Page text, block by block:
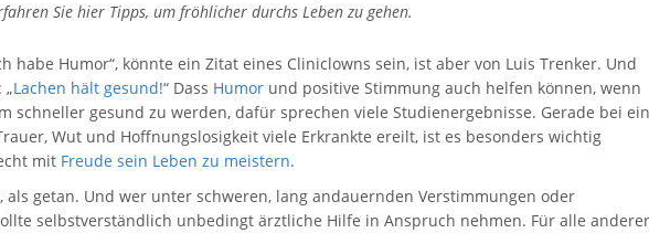
Sie hier Tipps, um fröhlicher durchs Leben zu gehen.
habe Humor“, könnte ein Zitat eines Cliniclowns sein, ist aber von Luis Trenker. Und
Lachen hält gesund!“ Dass Humor und positive Stimmung auch helfen können, wenn
schneller gesund zu werden, dafür sprechen viele Studienergebnisse. Gerade bei
Wut und Hoffnungslosigkeit viele Erkrankte ereilt, ist es besonders wichtig
mit Freude sein Leben zu meistern.
als getan. Und wer unter schweren, lang andauernden Verstimmungen oder
selbstverständlich unbedingt ärztliche Hilfe in Anspruch nehmen. Für alle